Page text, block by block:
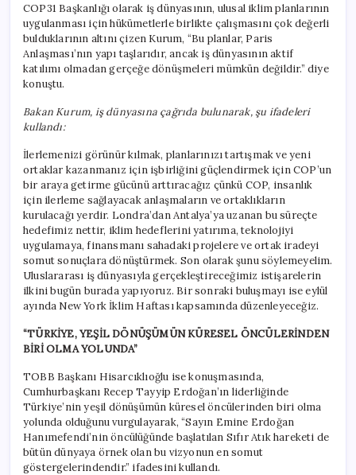
COP31 Başkanlığı olarak iş dünyasının, ulusal iklim planlarının
uygulanması için hükümetlerle birlikte çalışmasını çok değerli
bulduklarının altını çizen Kurum, “Bu planlar, Paris
Anlaşması’nın yapı taşlarıdır, ancak iş dünyasının aktif
katılımı olmadan gerçeğe dönüşmeleri mümkün değildir.” diye
konuştu.
Bakan Kurum, iş dünyasına çağrıda bulunarak, şu ifadeleri
kullandı:
İlerlemenizi görünür kılmak, planlarınızı tartışmak ve yeni
ortaklar kazanmanız için işbirliğini güçlendirmek için COP’un
bir araya getirme gücünü arttıracağız çünkü COP, insanlık
için ilerleme sağlayacak anlaşmaların ve ortaklıkların
kurulacağı yerdir. Londra’dan Antalya’ya uzanan bu süreçte
hedefimiz nettir, iklim hedeflerini yatırıma, teknolojiyi
uygulamaya, finansmanı sahadaki projelere ve ortak iradeyi
somut sonuçlara dönüştürmek. Son olarak şunu söylemeyelim.
Uluslararası iş dünyasıyla gerçekleştireceğimiz istişarelerin
ilkini bugün burada yapıyoruz. Bir sonraki buluşmayı ise eylül
ayında New York İklim Haftası kapsamında düzenleyeceğiz.
“TÜRKİYE, YEŞİL DÖNÜŞÜMÜN KÜRESEL ÖNCÜLERİNDEN
BİRİ OLMA YOLUNDA”
TOBB Başkanı Hisarcıklıoğlu ise konuşmasında,
Cumhurbaşkanı Recep Tayyip Erdoğan’ın liderliğinde
Türkiye’nin yeşil dönüşümün küresel öncülerinden biri olma
yolunda olduğunu vurgulayarak, “Sayın Emine Erdoğan
Hanımefendi’nin öncülüğünde başlatılan Sıfır Atık hareketi de
bütün dünyaya örnek olan bu vizyonun en somut
göstergelerindendir.” ifadesini kullandı.